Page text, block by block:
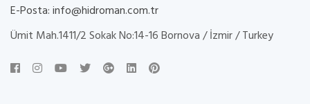
E-Posta:info@hidroman.com.tr
Ümit Mah.1411/2 Sokak No:14-16 Bornova / İzmir / Turkey